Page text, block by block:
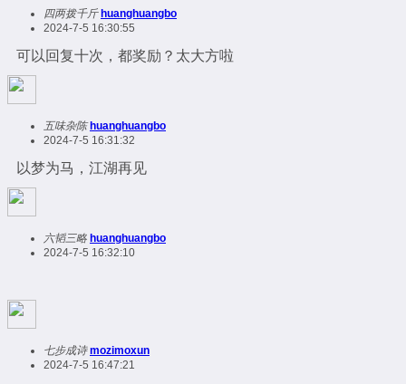
四两拨千斤 huanghuangbo
2024-7-5 16:30:55
可以回复十次，都奖励？太大方啦
五味杂陈 huanghuangbo
2024-7-5 16:31:32
以梦为马，江湖再见
六韬三略 huanghuangbo
2024-7-5 16:32:10
七步成诗 mozimoxun
2024-7-5 16:47:21